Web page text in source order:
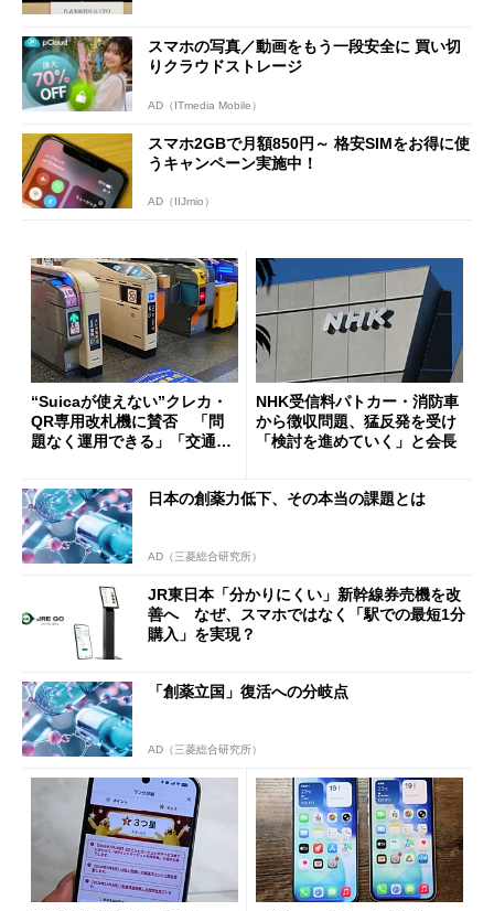
スマホの写真／動画をもう一段安全に 買い切
りクラウドストレージ
AD（ITmedia Mobile）
スマホ2GBで月額850円～ 格安SIMをお得に使
うキャンペーン実施中！
AD（IIJmio）
“Suicaが使えない”クレカ・
QR専用改札機に賛否 「問
題なく運用できる」「交通系I
NHK受信料パトカー・消防車
から徴収問題、猛反発を受け
「検討を進めていく」と会長
日本の創薬力低下、その本当の課題とは
AD（三菱総合研究所）
JR東日本「分かりにくい」新幹線券売機を改
善へ なぜ、スマホではなく「駅での最短1分
購入」を実現？
「創薬立国」復活への分岐点
AD（三菱総合研究所）